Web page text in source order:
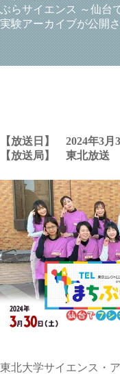
ぶらサイエンス ～仙台
実験アーカイブが公開
【放送日】 2024年3月
【放送局】 東北放送
東北大学サイエンス・